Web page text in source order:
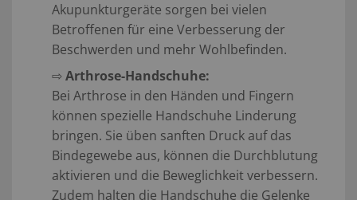
Akupunkturgeräte sorgen bei vielen
Betroffenen für eine Verbesserung der
Beschwerden und mehr Wohlbefinden.
⇨ Arthrose-Handschuhe:
Bei Arthrose in den Händen und Fingern
können spezielle Handschuhe Linderung
bringen. Sie üben sanften Druck auf das
Bindegewebe aus, können die Durchblutung
aktivieren und die Beweglichkeit verbessern.
Zudem halten die Handschuhe die Gelenke